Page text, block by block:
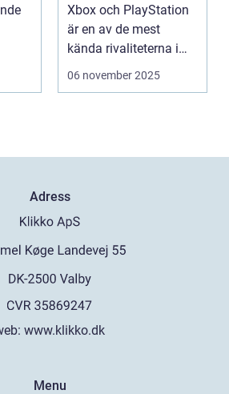
Xbox och PlayStation
är en av de mest
kända rivaliteterna i
spelvä...
06 november 2025
Adress
www.klikko.dk
Menu